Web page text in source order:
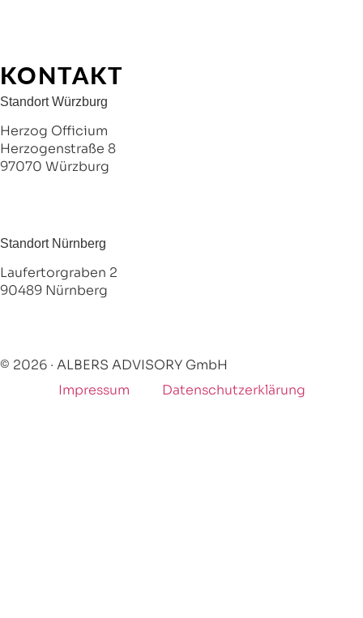
KONTAKT
Standort Würzburg
Herzog Officium
Herzogenstraße 8
97070 Würzburg
Standort Nürnberg
Laufertorgraben 2
90489 Nürnberg
© 2026 · ALBERS ADVISORY GmbH
Impressum
Datenschutzerklärung